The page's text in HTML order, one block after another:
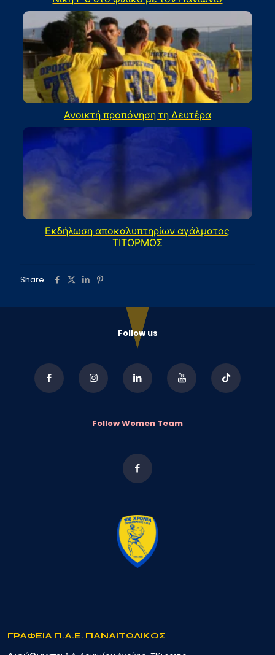
Ανοικτή προπόνηση τη Δευτέρα
Εκδήλωση αποκαλυπτηρίων αγάλματος
ΤΙΤΟΡΜΟΣ
Share
Follow us
Follow Women Team
ΓΡΑΦΕΙΑ Π.Α.Ε. ΠΑΝΑΙΤΩΛΙΚΟΣ